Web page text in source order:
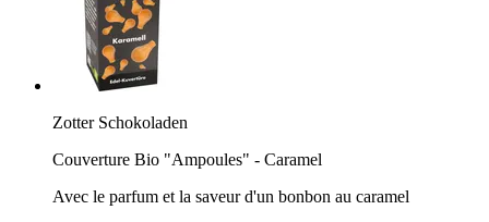
Zotter Schokoladen
Couverture Bio "Ampoules" - Caramel
Avec le parfum et la saveur d'un bonbon au caramel